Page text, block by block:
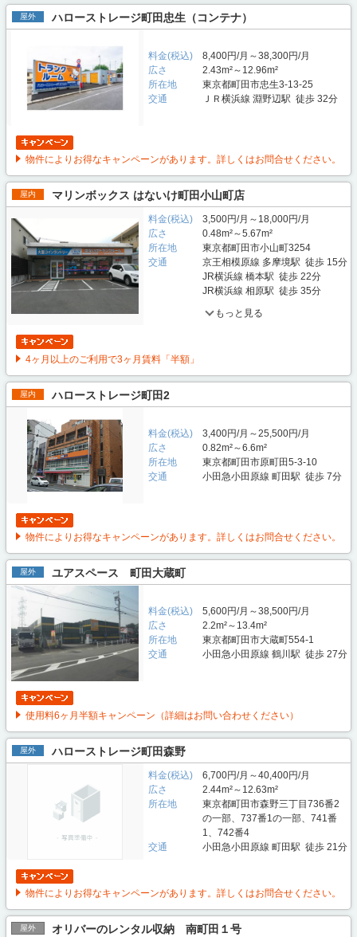
屋外 ハローストレージ町田忠生（コンテナ）
料金(税込)
8,400円/月～38,300円/月
広さ
2.43m²～12.96m²
所在地
東京都町田市忠生3-13-25
交通
ＪＲ横浜線 淵野辺駅 徒歩 32分
物件によりお得なキャンペーンがあります。詳しくはお問合せください。
屋内 マリンボックス はないけ町田小山町店
料金(税込)
3,500円/月～18,000円/月
広さ
0.48m²～5.67m²
所在地
東京都町田市小山町3254
交通
京王相模原線 多摩境駅 徒歩 15分
JR横浜線 橋本駅 徒歩 22分
JR横浜線 相原駅 徒歩 35分
もっと見る
4ヶ月以上のご利用で3ヶ月賃料「半額」
屋内 ハローストレージ町田2
料金(税込)
3,400円/月～25,500円/月
広さ
0.82m²～6.6m²
所在地
東京都町田市原町田5-3-10
交通
小田急小田原線 町田駅 徒歩 7分
物件によりお得なキャンペーンがあります。詳しくはお問合せください。
屋外 ユアスペース 町田大蔵町
料金(税込)
5,600円/月～38,500円/月
広さ
2.2m²～13.4m²
所在地
東京都町田市大蔵町554-1
交通
小田急小田原線 鶴川駅 徒歩 27分
使用料6ヶ月半額キャンペーン（詳細はお問い合わせください）
屋外 ハローストレージ町田森野
料金(税込)
6,700円/月～40,400円/月
広さ
2.44m²～12.63m²
所在地
東京都町田市森野三丁目736番2
の一部、737番1の一部、741番
1、742番4
交通
小田急小田原線 町田駅 徒歩 21分
物件によりお得なキャンペーンがあります。詳しくはお問合せください。
屋外 オリバーのレンタル収納 南町田１号